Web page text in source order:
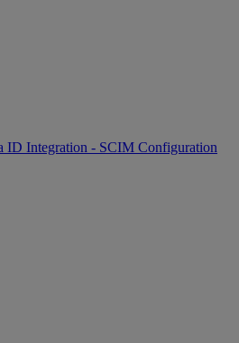
ID Integration - SCIM Configuration